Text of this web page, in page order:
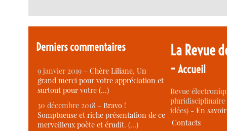
Derniers commentaires
9 janvier 2019 –Chère Liliane, Un
grand merci pour votre appréciation et
surtout pour votre (…)
30 décembre 2018 –Bravo !
Somptueuse et riche présentation de ce
merveilleux poète et érudit. (…)
La Revue
-Accueil
Revue
idées) -En
Contacts